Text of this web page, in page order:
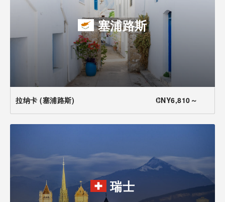
塞浦路斯
拉纳卡 (塞浦路斯) CNY6,810～
瑞士